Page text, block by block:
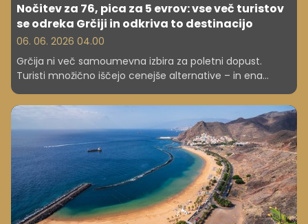
Nočitev za 76, pica za 5 evrov: vse več turistov
se odreka Grčiji in odkriva to destinacijo
06. 06. 2026 04.00
Grčija ni več samoumevna izbira za poletni dopust.
Turisti množično iščejo cenejše alternative – in ena
izmed njih močno pridobiva. Kaj to pomeni za vaš
dopust?